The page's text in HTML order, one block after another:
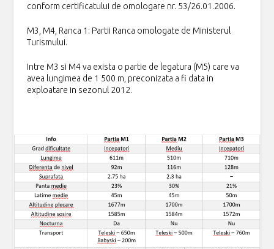
conform certificatului de omologare nr. 53/26.01.2006.
M3, M4, Ranca 1: Partii Ranca omologate de Ministerul
Turismului.
Intre M3 si M4 va exista o partie de legatura (M5) care va
avea lungimea de 1 500 m, preconizata a fi data in
exploatare in sezonul 2012.